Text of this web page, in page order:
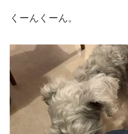
くーんくーん。